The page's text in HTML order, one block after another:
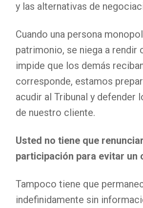
y las alternativas de
Cuando una persona
patrimonio, se niega a rendir
impide que los demás
corresponde, estamos
acudir al Tribunal y defender
de nuestro cliente.
Usted no tiene que
participación para evitar un
Tampoco tiene que
indefinidamente sin